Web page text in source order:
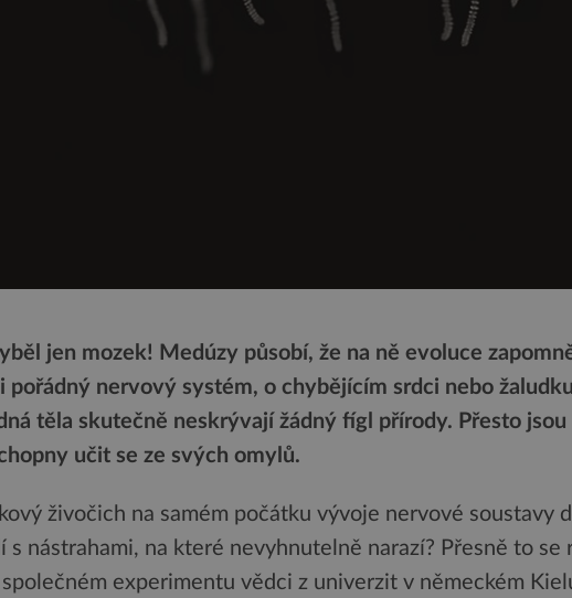
jen mozek! Medúzy působí, že na ně evoluce
pořádný nervový systém, o chybějícím srdci nebo
těla skutečně neskrývají žádný fígl přírody. Přesto jsou
učit se ze svých omylů.
živočich na samém počátku vývoje nervové soustavy
s nástrahami, na které nevyhnutelně narazí? Přesně to se
experimentu vědci z univerzit v německém